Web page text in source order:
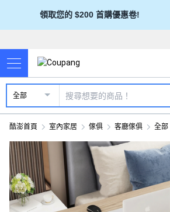
領取您的 $200 首購優惠卷!
全部
酷澎首頁 室內家居 傢俱 客廳傢俱 全部